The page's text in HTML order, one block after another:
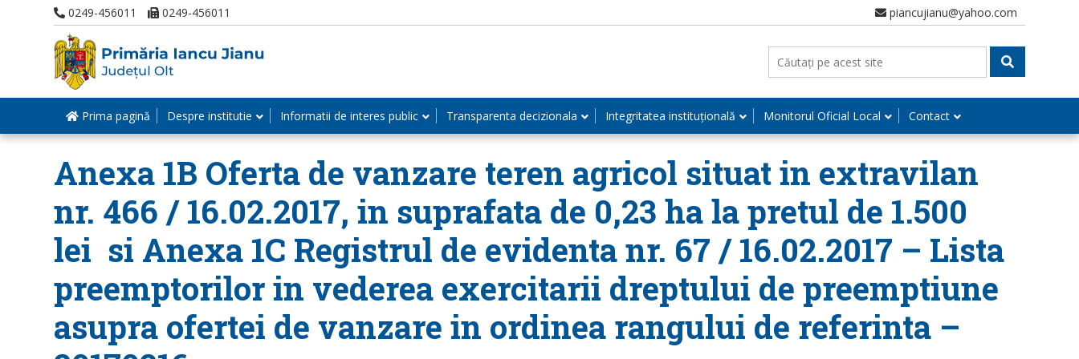
0249-456011 0249-456011 piancujianu@yahoo.com
Prima pagină Despre institutie Informatii de interes public Transparenta decizionala Integritatea instituțională Monitorul Oficial Local Contact
Anexa 1B Oferta de vanzare teren agricol situat in extravilan
nr. 466 / 16.02.2017, in suprafata de 0,23 ha la pretul de 1.500
lei si Anexa 1C Registrul de evidenta nr. 67 / 16.02.2017 – Lista
preemptorilor in vederea exercitarii dreptului de preemptiune
asupra ofertei de vanzare in ordinea rangului de referinta –